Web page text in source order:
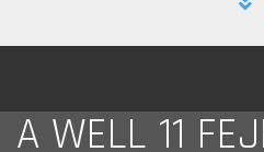
A WELL 11